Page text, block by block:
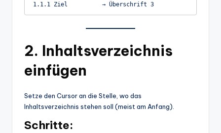
1.1.1 Ziel          → Überschrift 3
2. Inhaltsverzeichnis
einfügen
Setze den Cursor an die Stelle, wo das
Inhaltsverzeichnis stehen soll (meist am Anfang).
Schritte: